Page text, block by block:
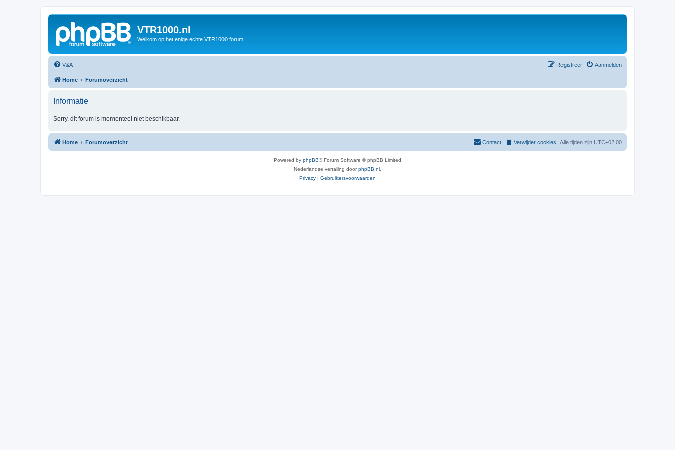
VTR1000.nl
Welkom op het enige echte VTR1000 forum!
V&A Aanmelden
Registreer
Home Forumoverzicht
Informatie
Sorry, dit forum is momenteel niet beschikbaar.
Home Forumoverzicht Alle tijden zijn UTC+02:00
Verwijder cookies
Contact
Powered by phpBB® Forum Software © phpBB Limited
Nederlandse vertaling doorphpBB.nl
Privacy | Gebruikersvoorwaarden